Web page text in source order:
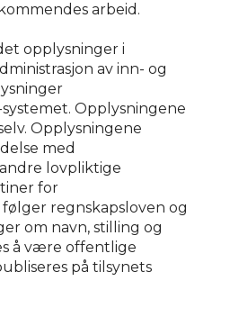
arbeid.
opplysninger i
av inn- og
Opplysningene
Opplysningene
med
lovpliktige
for
regnskapsloven og
om navn, stilling og
å være offentlige
på tilsynets